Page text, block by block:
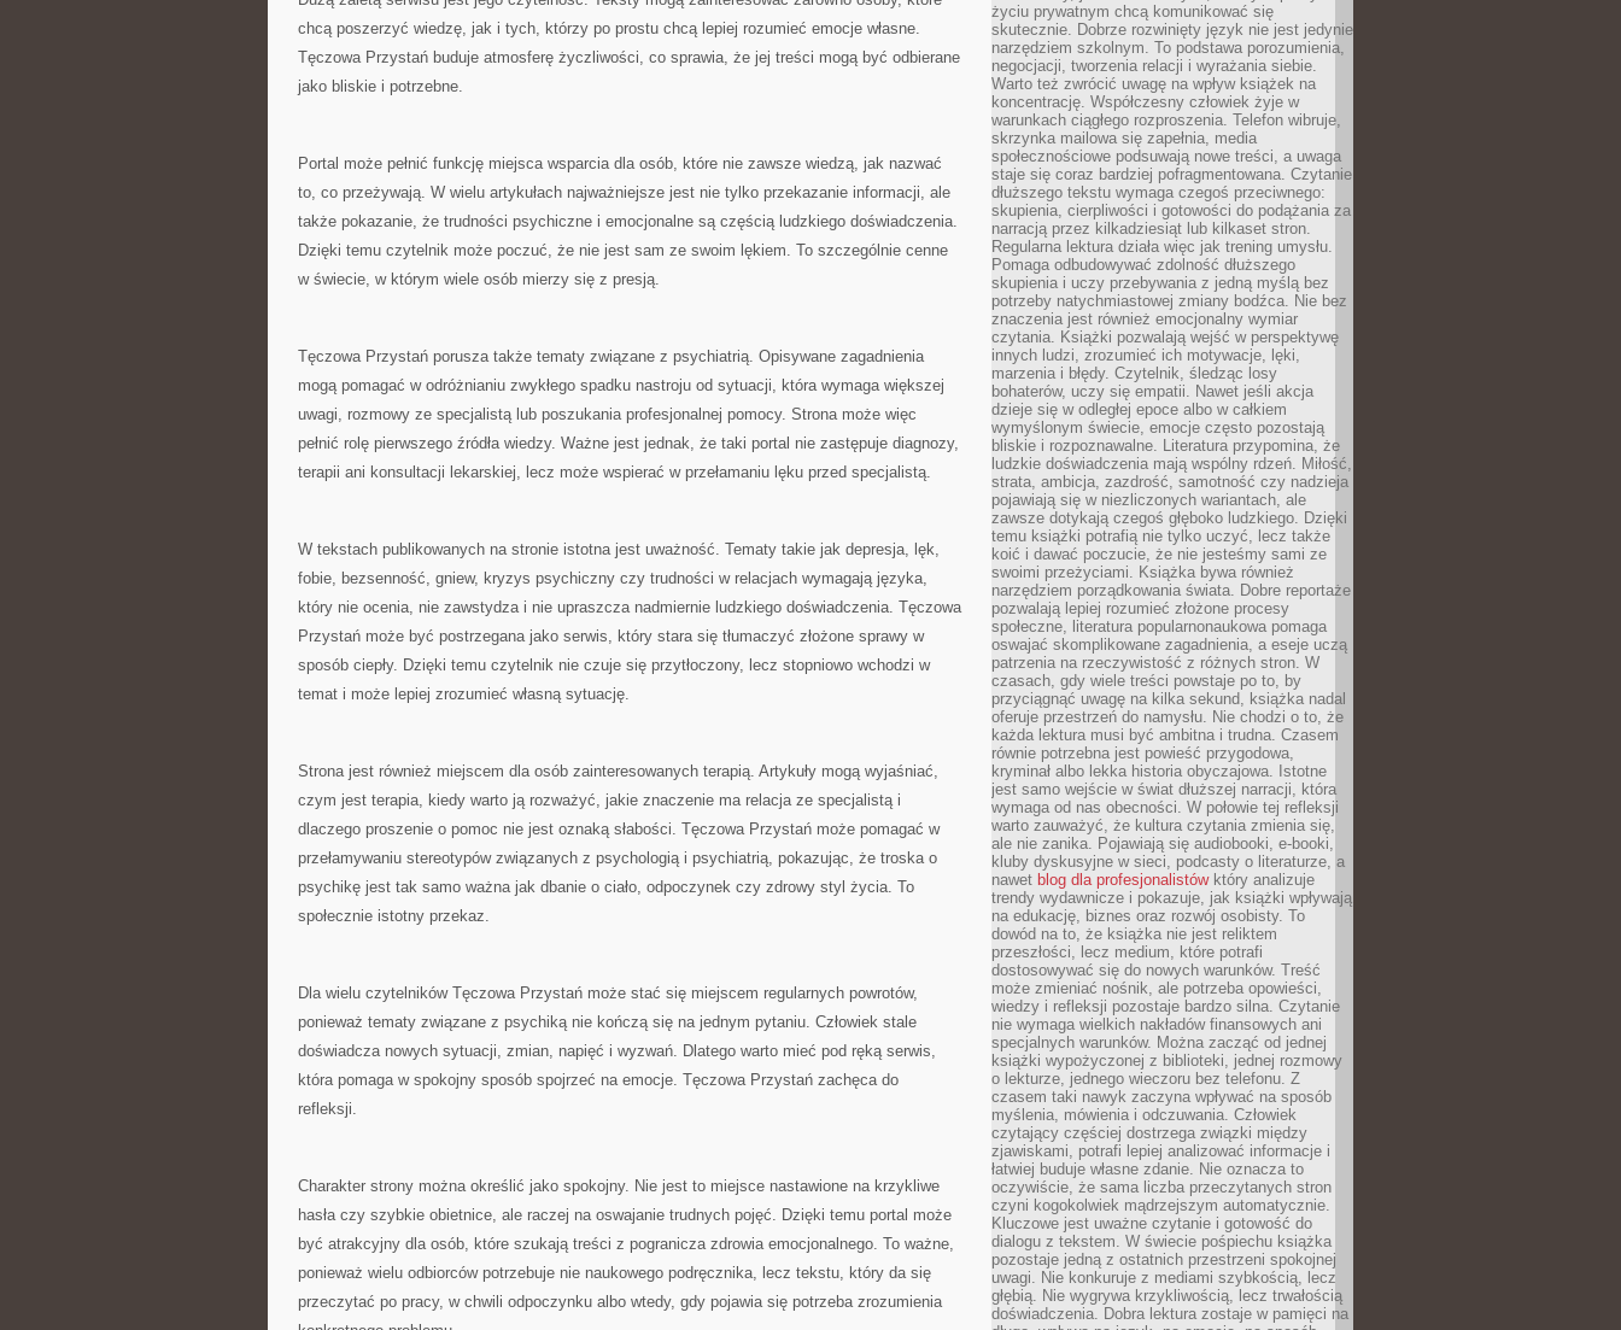
chcą poszerzyć wiedzę, jak i tych, którzy po prostu chcą lepiej rozumieć emocje własne.
Tęczowa Przystań buduje atmosferę życzliwości, co sprawia, że jej treści mogą być odbierane
jako bliskie i potrzebne.
Portal może pełnić funkcję miejsca wsparcia dla osób, które nie zawsze wiedzą, jak nazwać
to, co przeżywają. W wielu artykułach najważniejsze jest nie tylko przekazanie informacji, ale
także pokazanie, że trudności psychiczne i emocjonalne są częścią ludzkiego doświadczenia.
Dzięki temu czytelnik może poczuć, że nie jest sam ze swoim lękiem. To szczególnie cenne
w świecie, w którym wiele osób mierzy się z presją.
Tęczowa Przystań porusza także tematy związane z psychiatrią. Opisywane zagadnienia
mogą pomagać w odróżnianiu zwykłego spadku nastroju od sytuacji, która wymaga większej
uwagi, rozmowy ze specjalistą lub poszukania profesjonalnej pomocy. Strona może więc
pełnić rolę pierwszego źródła wiedzy. Ważne jest jednak, że taki portal nie zastępuje diagnozy,
terapii ani konsultacji lekarskiej, lecz może wspierać w przełamaniu lęku przed specjalistą.
W tekstach publikowanych na stronie istotna jest uważność. Tematy takie jak depresja, lęk,
fobie, bezsenność, gniew, kryzys psychiczny czy trudności w relacjach wymagają języka,
który nie ocenia, nie zawstydza i nie upraszcza nadmiernie ludzkiego doświadczenia. Tęczowa
Przystań może być postrzegana jako serwis, który stara się tłumaczyć złożone sprawy w
sposób ciepły. Dzięki temu czytelnik nie czuje się przytłoczony, lecz stopniowo wchodzi w
temat i może lepiej zrozumieć własną sytuację.
Strona jest również miejscem dla osób zainteresowanych terapią. Artykuły mogą wyjaśniać,
czym jest terapia, kiedy warto ją rozważyć, jakie znaczenie ma relacja ze specjalistą i
dlaczego proszenie o pomoc nie jest oznaką słabości. Tęczowa Przystań może pomagać w
przełamywaniu stereotypów związanych z psychologią i psychiatrią, pokazując, że troska o
psychikę jest tak samo ważna jak dbanie o ciało, odpoczynek czy zdrowy styl życia. To
społecznie istotny przekaz.
Dla wielu czytelników Tęczowa Przystań może stać się miejscem regularnych powrotów,
ponieważ tematy związane z psychiką nie kończą się na jednym pytaniu. Człowiek stale
doświadcza nowych sytuacji, zmian, napięć i wyzwań. Dlatego warto mieć pod ręką serwis,
która pomaga w spokojny sposób spojrzeć na emocje. Tęczowa Przystań zachęca do
refleksji.
Charakter strony można określić jako spokojny. Nie jest to miejsce nastawione na krzykliwe
hasła czy szybkie obietnice, ale raczej na oswajanie trudnych pojęć. Dzięki temu portal może
być atrakcyjny dla osób, które szukają treści z pogranicza zdrowia emocjonalnego. To ważne,
ponieważ wielu odbiorców potrzebuje nie naukowego podręcznika, lecz tekstu, który da się
przeczytać po pracy, w chwili odpoczynku albo wtedy, gdy pojawia się potrzeba zrozumienia
życiu prywatnym chcą komunikować się
skutecznie. Dobrze rozwinięty język nie jest jedynie
narzędziem szkolnym. To podstawa porozumienia,
negocjacji, tworzenia relacji i wyrażania siebie.
Warto też zwrócić uwagę na wpływ książek na
koncentrację. Współczesny człowiek żyje w
warunkach ciągłego rozproszenia. Telefon wibruje,
skrzynka mailowa się zapełnia, media
społecznościowe podsuwają nowe treści, a uwaga
staje się coraz bardziej pofragmentowana. Czytanie
dłuższego tekstu wymaga czegoś przeciwnego:
skupienia, cierpliwości i gotowości do podążania za
narracją przez kilkadziesiąt lub kilkaset stron.
Regularna lektura działa więc jak trening umysłu.
Pomaga odbudowywać zdolność dłuższego
skupienia i uczy przebywania z jedną myślą bez
potrzeby natychmiastowej zmiany bodźca. Nie bez
znaczenia jest również emocjonalny wymiar
czytania. Książki pozwalają wejść w perspektywę
innych ludzi, zrozumieć ich motywacje, lęki,
marzenia i błędy. Czytelnik, śledząc losy
bohaterów, uczy się empatii. Nawet jeśli akcja
dzieje się w odległej epoce albo w całkiem
wymyślonym świecie, emocje często pozostają
bliskie i rozpoznawalne. Literatura przypomina, że
ludzkie doświadczenia mają wspólny rdzeń. Miłość,
strata, ambicja, zazdrość, samotność czy nadzieja
pojawiają się w niezliczonych wariantach, ale
zawsze dotykają czegoś głęboko ludzkiego. Dzięki
temu książki potrafią nie tylko uczyć, lecz także
koić i dawać poczucie, że nie jesteśmy sami ze
swoimi przeżyciami. Książka bywa również
narzędziem porządkowania świata. Dobre reportaże
pozwalają lepiej rozumieć złożone procesy
społeczne, literatura popularnonaukowa pomaga
oswajać skomplikowane zagadnienia, a eseje uczą
patrzenia na rzeczywistość z różnych stron. W
czasach, gdy wiele treści powstaje po to, by
przyciągnąć uwagę na kilka sekund, książka nadal
oferuje przestrzeń do namysłu. Nie chodzi o to, że
każda lektura musi być ambitna i trudna. Czasem
równie potrzebna jest powieść przygodowa,
kryminał albo lekka historia obyczajowa. Istotne
jest samo wejście w świat dłuższej narracji, która
wymaga od nas obecności. W połowie tej refleksji
warto zauważyć, że kultura czytania zmienia się,
ale nie zanika. Pojawiają się audiobooki, e-booki,
kluby dyskusyjne w sieci, podcasty o literaturze, a
nawet blog dla profesjonalistówktóry analizuje
trendy wydawnicze i pokazuje, jak książki wpływają
na edukację, biznes oraz rozwój osobisty. To
dowód na to, że książka nie jest reliktem
przeszłości, lecz medium, które potrafi
dostosowywać się do nowych warunków. Treść
może zmieniać nośnik, ale potrzeba opowieści,
wiedzy i refleksji pozostaje bardzo silna. Czytanie
nie wymaga wielkich nakładów finansowych ani
specjalnych warunków. Można zacząć od jednej
książki wypożyczonej z biblioteki, jednej rozmowy
o lekturze, jednego wieczoru bez telefonu. Z
czasem taki nawyk zaczyna wpływać na sposób
myślenia, mówienia i odczuwania. Człowiek
czytający częściej dostrzega związki między
zjawiskami, potrafi lepiej analizować informacje i
łatwiej buduje własne zdanie. Nie oznacza to
oczywiście, że sama liczba przeczytanych stron
czyni kogokolwiek mądrzejszym automatycznie.
Kluczowe jest uważne czytanie i gotowość do
dialogu z tekstem. W świecie pośpiechu książka
pozostaje jedną z ostatnich przestrzeni spokojnej
uwagi. Nie konkuruje z mediami szybkością, lecz
głębią. Nie wygrywa krzykliwością, lecz trwałością
doświadczenia. Dobra lektura zostaje w pamięci na